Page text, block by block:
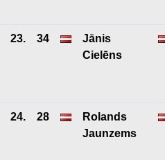
23. 34
Jānis
Cielēns
24. 28
Rolands
Jaunzems